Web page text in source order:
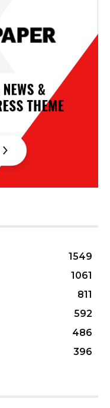
1549
1061
811
592
486
396